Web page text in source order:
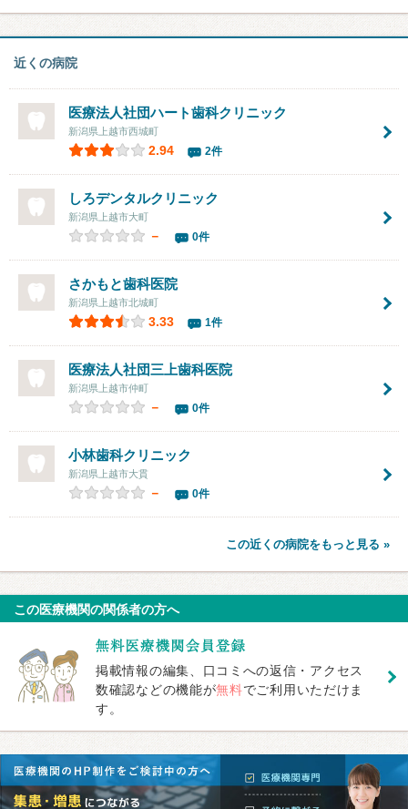
近くの病院
医療法人社団ハート歯科クリニック
新潟県上越市西城町
2.94 2件
しろデンタルクリニック
新潟県上越市大町
－ 0件
さかもと歯科医院
新潟県上越市北城町
3.33 1件
医療法人社団三上歯科医院
新潟県上越市仲町
－ 0件
小林歯科クリニック
新潟県上越市大貫
－ 0件
この近くの病院をもっと見る »
この医療機関の関係者の方へ
掲載情報の編集、口コミへの返信・アクセス
数確認などの機能が無料でご利用いただけま
す。